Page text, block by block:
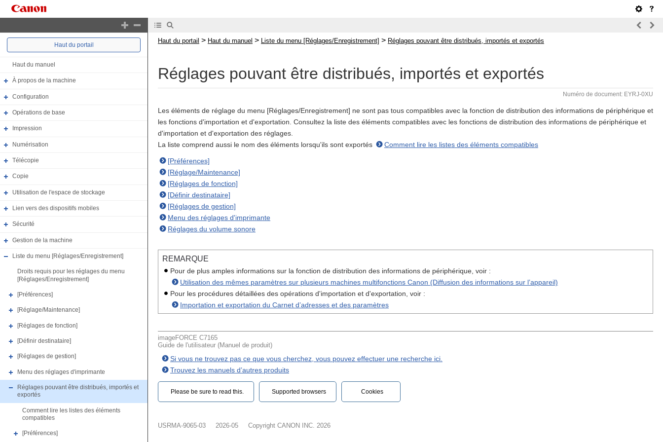
Haut du portail
Haut du manuel
À propos de la machine
Configuration
Opérations de base
Impression
Numérisation
Télécopie
Copie
Utilisation de l'espace de stockage
Lien vers des dispositifs mobiles
Sécurité
Gestion de la machine
Liste du menu [Réglages/Enregistrement]
Droits requis pour les réglages du menu
[Réglages/Enregistrement]
[Préférences]
[Réglage/Maintenance]
[Réglages de fonction]
[Définir destinataire]
[Réglages de gestion]
Menu des réglages d'imprimante
Réglages pouvant être distribués, importés et
exportés
Comment lire les listes des éléments
compatibles
[Préférences]
Haut du portail > Haut du manuel > Liste du menu [Réglages/Enregistrement] > Réglages pouvant être distribués, importés et exportés
Réglages pouvant être distribués, importés et exportés
Numéro de document: EYRJ-0XU
Les éléments de réglage du menu [Réglages/Enregistrement] ne sont pas tous compatibles avec la fonction de distribution des informations de périphérique et
les fonctions d'importation et d'exportation. Consultez la liste des éléments compatibles avec les fonctions de distribution des informations de périphérique et
d'importation et d'exportation des réglages.
La liste comprend aussi le nom des éléments lorsqu'ils sont exportés
Comment lire les listes des éléments compatibles
[Préférences]
[Réglage/Maintenance]
[Réglages de fonction]
[Définir destinataire]
[Réglages de gestion]
Menu des réglages d'imprimante
Réglages du volume sonore
REMARQUE
Pour de plus amples informations sur la fonction de distribution des informations de périphérique, voir :
Utilisation des mêmes paramètres sur plusieurs machines multifonctions Canon (Diffusion des informations sur l’appareil)
Pour les procédures détaillées des opérations d'importation et d'exportation, voir :
Importation et exportation du Carnet d’adresses et des paramètres
imageFORCE C7165
Guide de l'utilisateur (Manuel de produit)
Si vous ne trouvez pas ce que vous cherchez, vous pouvez effectuer une recherche ici.
Trouvez les manuels d’autres produits
Please be sure to read this.‎ Supported browsers Cookies
USRMA-9065-03 2026-05 Copyright CANON INC. 2026